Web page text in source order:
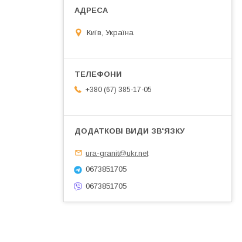
Київ, Україна
+380 (67) 385-17-05
ura-granit@ukr.net
0673851705
0673851705